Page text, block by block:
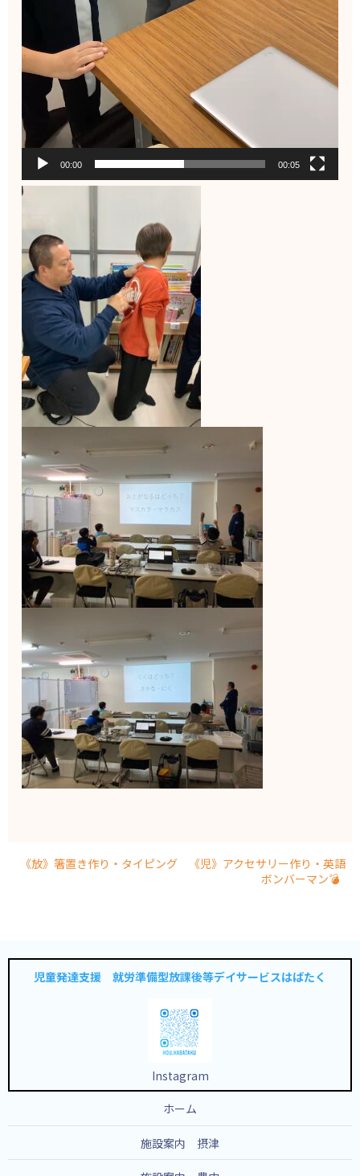
00:00 00:05
《放》箸置き作り・タイピング 《児》アクセサリー作り・英語
ボンバーマン💣
児童発達支援 就労準備型放課後等デイサービスはばたく
Instagram
ホーム
施設案内 摂津